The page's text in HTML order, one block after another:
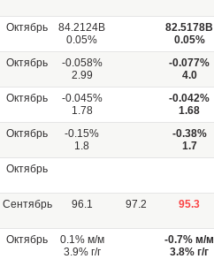
Октябрь
84.2124B
0.05%
82.5178B
0.05%
Октябрь
-0.058%
2.99
-0.077%
4.0
Октябрь
-0.045%
1.78
-0.042%
1.68
Октябрь
-0.15%
1.8
-0.38%
1.7
Октябрь
Сентябрь 96.1 97.2 95.3
Октябрь
0.1% м/м
3.9% г/г
-0.7% м/м
3.8% г/г